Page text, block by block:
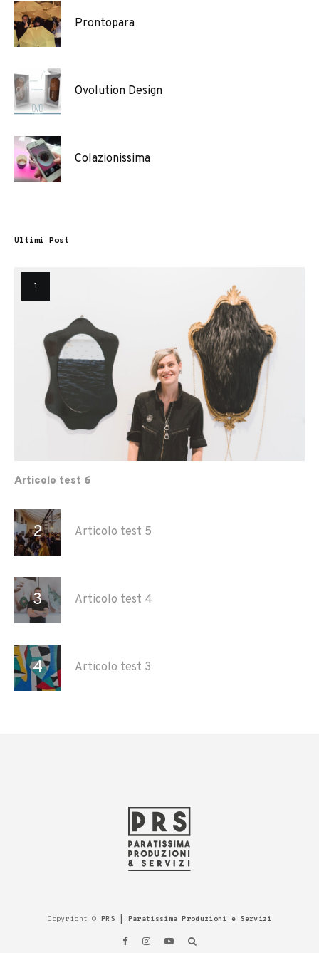
Prontopara
Ovolution Design
Colazionissima
Ultimi Post
Articolo test 6
Articolo test 5
Articolo test 4
Articolo test 3
Copyright ©PRS | Paratissima Produzioni e Servizi